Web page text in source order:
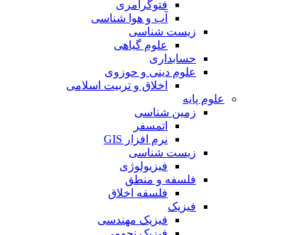
فتوگرامری
آب و هوا شناسی
زیست شناسی
علوم گیاهی
حسابداری
علوم دینی و حوزوی
اخلاق و تربیت اسلامی
علوم پایه
زمین شناسی
اتمسفر
نرم افزار GIS
زیست شناسی
فیزیولوژی
فلسفه و منطق
فلسفه اخلاق
فیزیک
فیزیک مهندسی